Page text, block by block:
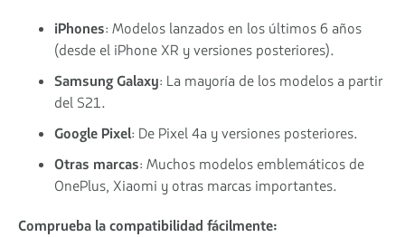
iPhones: Modelos lanzados en los últimos 6 años
(desde el iPhone XR y versiones posteriores).
Samsung Galaxy: La mayoría de los modelos a partir
del S21.
Google Pixel: De Pixel 4a y versiones posteriores.
Otras marcas: Muchos modelos emblemáticos de
OnePlus, Xiaomi y otras marcas importantes.
Comprueba la compatibilidad fácilmente: